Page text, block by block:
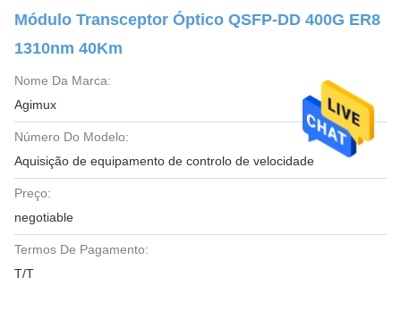
Módulo Transceptor Óptico QSFP-DD 400G ER8
1310nm 40Km
Nome Da Marca:
Agimux
Número Do Modelo:
Aquisição de equipamento de controlo de velocidade
Preço:
negotiable
Termos De Pagamento:
T/T